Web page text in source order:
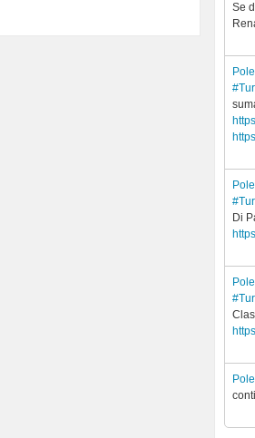
Se
Di